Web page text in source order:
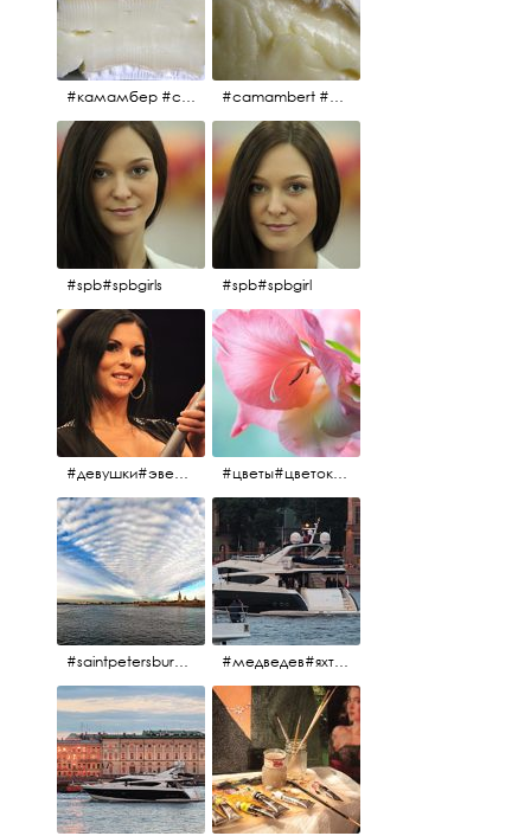
#камамбер #сыр #camambert #camambert #сыр#камамбер
#spb#spbgirls #spb#spbgirl
#девушки#эверласт#everlast#finland#southfinland#helsinki #цветы#цветок#нежность
#saintpetersburg #санктпетербург#нева#троицкиймост#питерскоеутро#петропавловскаякрепость #медведев#яхты#алыепаруса2023#белыеночи2013#санктпетербург #яхтафотиния#yacht#yachtphotinia